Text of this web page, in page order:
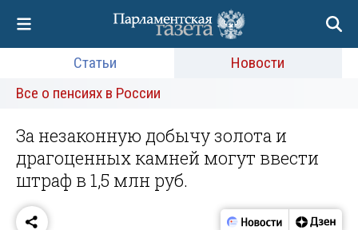
Статьи
Новости
Все о пенсиях в России
За незаконную добычу золота и
драгоценных камней могут ввести
штраф в 1,5 млн руб.